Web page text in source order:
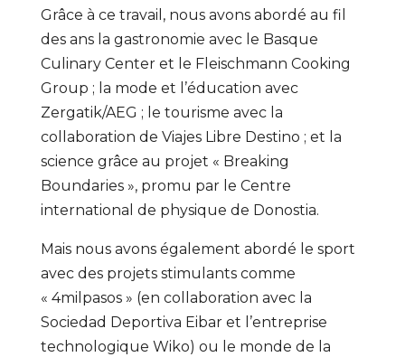
Grâce à ce travail, nous avons abordé au fil
des ans la gastronomie avec le Basque
Culinary Center et le Fleischmann Cooking
Group ; la mode et l’éducation avec
Zergatik/AEG ; le tourisme avec la
collaboration de Viajes Libre Destino ; et la
science grâce au projet « Breaking
Boundaries », promu par le Centre
international de physique de Donostia.
Mais nous avons également abordé le sport
avec des projets stimulants comme
« 4milpasos » (en collaboration avec la
Sociedad Deportiva Eibar et l’entreprise
technologique Wiko) ou le monde de la